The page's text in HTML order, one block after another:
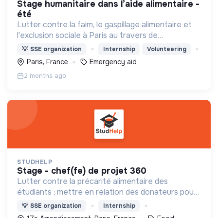
stage humanitaire dans l’aide alimentaire -
été
Lutter contre la faim, le gaspillage alimentaire et
l'exclusion sociale à Paris au travers de
distributions de repas chauds, de colis alimentaires,
de maraudes et d'un volet insertion
professionnelle
💡 SSE organization Internship Volunteering
Paris, France Emergency aid
2 months ago
STUDHELP
stage - chef(fe) de projet 360
Lutter contre la précarité alimentaire des
étudiants ; mettre en relation des donateurs pour
des dons alimentaires et des étudiants dans toute
la France
💡 SSE organization Internship